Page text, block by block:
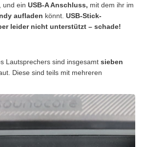
und ein USB-A Anschluss, mit dem ihr im
aufladen könnt. USB-Stick-
leider nicht unterstützt – schade!
Lautsprechers sind insgesamt sieben
Diese sind teils mit mehreren